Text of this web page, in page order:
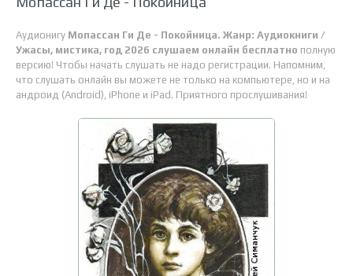
Аудионигу Мопассан Ги Де - Покойница. Жанр: Аудиокниги /
Ужасы, мистика, год 2026 слушаем онлайн бесплатно полную
версию! Чтобы начать слушать не надо регистрации. Напомним,
что слушать онлайн вы можете не только на компьютере, но и на
андроид (Android), iPhone и iPad. Приятного прослушивания!